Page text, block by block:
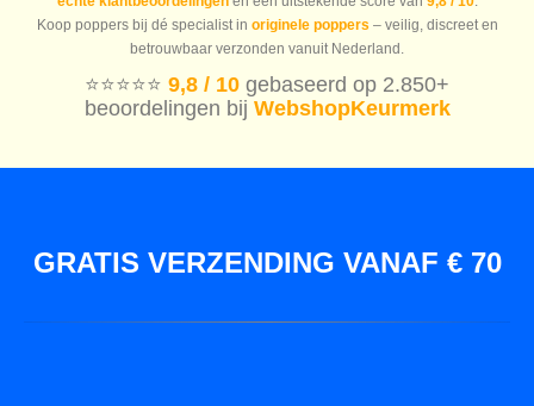
Koop poppers bij dé specialist in originele poppers – veilig, discreet en
betrouwbaar verzonden vanuit Nederland.
⭐️⭐️⭐️⭐️⭐️ 9,8 / 10 gebaseerd op 2.850+
beoordelingen bij WebshopKeurmerk
GRATIS VERZENDING VANAF € 70